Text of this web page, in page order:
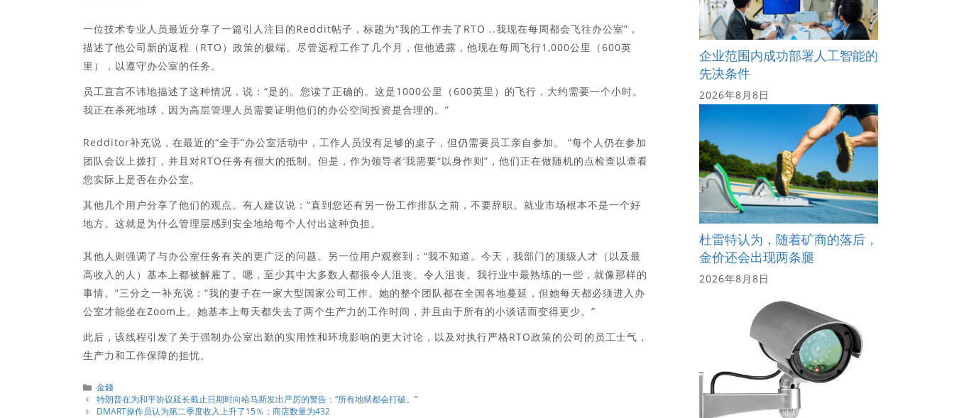
一位技术专业人员最近分享了一篇引人注目的Reddit帖子，标题为“我的工作去了RTO ..我现在每周都会飞往办公室”，
描述了他公司新的返程（RTO）政策的极端。尽管远程工作了几个月，但他透露，他现在每周飞行1,000公里（600英
里），以遵守办公室的任务。
员工直言不讳地描述了这种情况，说：“是的。您读了正确的。这是1000公里（600英里）的飞行，大约需要一个小时。
我正在杀死地球，因为高层管理人员需要证明他们的办公空间投资是合理的。”
Redditor补充说，在最近的“全手”办公室活动中，工作人员没有足够的桌子，但仍需要员工亲自参加。 “每个人仍在参加
团队会议上拨打，并且对RTO任务有很大的抵制。但是，作为领导者’我需要“以身作则”，他们正在做随机的点检查以查看
您实际上是否在办公室。
其他几个用户分享了他们的观点。有人建议说：“直到您还有另一份工作排队之前，不要辞职。就业市场根本不是一个好
地方。这就是为什么管理层感到安全地给每个人付出这种负担。
其他人则强调了与办公室任务有关的更广泛的问题。另一位用户观察到：“我不知道。今天，我部门的顶级人才（以及最
高收入的人）基本上都被解雇了。嗯，至少其中大多数人都很令人沮丧。令人沮丧。我行业中最熟练的一些，就像那样的
事情。”三分之一补充说：“我的妻子在一家大型国家公司工作。她的整个团队都在全国各地蔓延，但她每天都必须进入办
公室才能坐在Zoom上。她基本上每天都失去了两个生产力的工作时间，并且由于所有的小谈话而变得更少。”
此后，该线程引发了关于强制办公室出勤的实用性和环境影响的更大讨论，以及对执行严格RTO政策的公司的员工士气，
生产力和工作保障的担忧。
分
類
金錢
特朗普在为和平协议延长截止日期时向哈马斯发出严厉的警告：“所有地狱都会打破。”
DMART操作员认为第二季度收入上升了15％；商店数量为432
企业范围内成功部署人工智能的
先决条件
2026年8月8日
杜雷特认为，随着矿商的落后，
金价还会出现两条腿
2026年8月8日